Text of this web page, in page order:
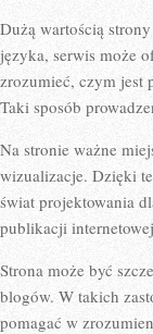
Dużą wartością
języka, serwis może
zrozumieć, czym jest
Taki sposób
Na stronie ważne
wizualizacje. Dzięki
świat projektowania
publikacji
Strona może być
blogów. W takich
pomagać w